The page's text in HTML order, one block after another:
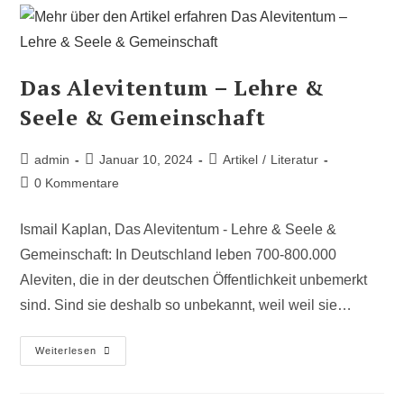
Das Alevitentum – Lehre &
Seele & Gemeinschaft
admin Januar 10, 2024 Artikel / Literatur
0 Kommentare
Ismail Kaplan, Das Alevitentum - Lehre & Seele &
Gemeinschaft: In Deutschland leben 700-800.000
Aleviten, die in der deutschen Öffentlichkeit unbemerkt
sind. Sind sie deshalb so unbekannt, weil weil sie…
Weiterlesen